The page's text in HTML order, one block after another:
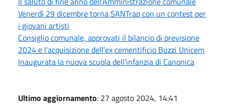
Venerdì 29 dicembre torna SANTrap con un contest per
i giovani artisti
Consiglio comunale, approvati il bilancio di previsione
2024 e l’acquisizione dell’ex cementificio Buzzi Unicem
Inaugurata la nuova scuola dell’infanzia di Canonica
Ultimo aggiornamento: 27 agosto 2024, 14:41